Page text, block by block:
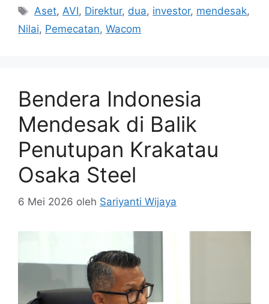
Tag
Aset,AVI, Direktur, dua, investor, mendesak,
Nilai, Pemecatan, Wacom
Bendera Indonesia
Mendesak di Balik
Penutupan Krakatau
Osaka Steel
6 Mei 2026 oleh Sariyanti Wijaya